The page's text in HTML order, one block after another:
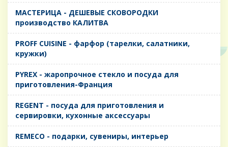
MАСТЕРИЦА - ДЕШЕВЫЕ СКОВОРОДКИ
производство КАЛИТВА
PROFF CUISINE - фарфор (тарелки, салатники,
кружки)
PYREX - жаропрочное стекло и посуда для
приготовления-Франция
REGENT - посуда для приготовления и
сервировки, кухонные аксессуары
REMECO - подарки, сувениры, интерьер